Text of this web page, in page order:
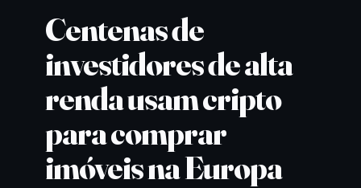
Centenas de
investidores de alta
renda usam cripto
para comprar
imóveis na Europa